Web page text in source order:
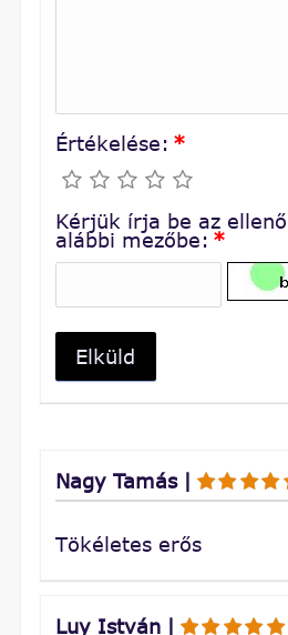
Értékelése: *
Kérjük írja be az
alábbi mezőbe: *
Elküld
Nagy Tamás |
Tökéletes erős
Luy István |